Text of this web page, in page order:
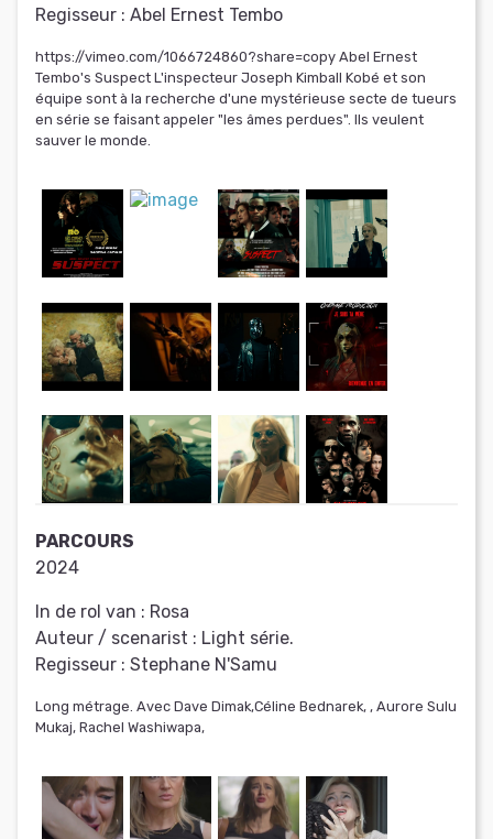
Regisseur : Abel Ernest Tembo
https://vimeo.com/1066724860?share=copy Abel Ernest
Tembo's Suspect L'inspecteur Joseph Kimball Kobé et son
équipe sont à la recherche d'une mystérieuse secte de tueurs
en série se faisant appeler "les âmes perdues". Ils veulent
sauver le monde.
PARCOURS
2024
In de rol van : Rosa
Auteur / scenarist : Light série.
Regisseur : Stephane N'Samu
Long métrage. Avec Dave Dimak,Céline Bednarek, , Aurore Sulu
Mukaj, Rachel Washiwapa,